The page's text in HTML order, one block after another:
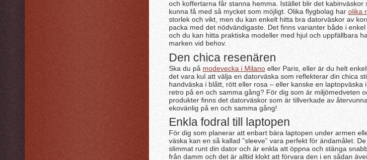
och koffertarna får stanna hemma. Istället blir det kabinväskor
kunna få med så mycket som möjligt. Olika flygbolag har olika
storlek och vikt, men du kan enkelt hitta bra datorväskor av
packa med det nödvändigaste. Det finns varianter både i
och du kan hitta praktiska modeller med hjul och uppfällbara
marken vid behov.
Den chica resenären
Ska du på modevecka i Milano eller Paris, eller är du helt
det vara kul att välja en datorväska som reflekterar din chica
handväska i blått, rött eller rosa – eller kanske en laptopväska
retro på en och samma gång? För dig som är miljömedveten
produkter finns det datorväskor som är tillverkade av
ekovänlig på en och samma gång!
Enkla fodral till laptopen
För dig som planerar att enbart bära laptopen under armen
väska kan en så kallad ”sleeve” vara perfekt för ändamålet.
slimmat runt din dator och är enkla att öppna och stänga
från damm och det är alltid klokt att förvara den i en sådan